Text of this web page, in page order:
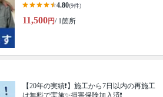
4.80(9件)
11,500円/ 1箇所
【20年の実績❗️】施工から7日以内の再施工
は無料で実施✨損害保険加入済❗️